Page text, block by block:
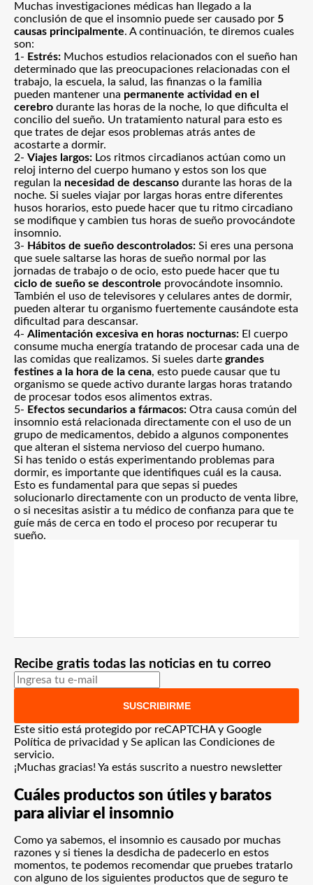
Muchas investigaciones médicas han llegado a la
conclusión de que el insomnio puede ser causado por 5
causas principalmente. A continuación, te diremos cuales
son:
1- Estrés: Muchos estudios relacionados con el sueño han
determinado que las preocupaciones relacionadas con el
trabajo, la escuela, la salud, las finanzas o la familia
pueden mantener una permanente actividad en el
cerebro durante las horas de la noche, lo que dificulta el
concilio del sueño. Un tratamiento natural para esto es
que trates de dejar esos problemas atrás antes de
acostarte a dormir.
2- Viajes largos: Los ritmos circadianos actúan como un
reloj interno del cuerpo humano y estos son los que
regulan la necesidad de descanso durante las horas de la
noche. Si sueles viajar por largas horas entre diferentes
husos horarios, esto puede hacer que tu ritmo circadiano
se modifique y cambien tus horas de sueño provocándote
insomnio.
3- Hábitos de sueño descontrolados: Si eres una persona
que suele saltarse las horas de sueño normal por las
jornadas de trabajo o de ocio, esto puede hacer que tu
ciclo de sueño se descontrole provocándote insomnio.
También el uso de televisores y celulares antes de dormir,
pueden alterar tu organismo fuertemente causándote esta
dificultad para descansar.
4- Alimentación excesiva en horas nocturnas: El cuerpo
consume mucha energía tratando de procesar cada una de
las comidas que realizamos. Si sueles darte grandes
festines a la hora de la cena, esto puede causar que tu
organismo se quede activo durante largas horas tratando
de procesar todos esos alimentos extras.
5- Efectos secundarios a fármacos: Otra causa común del
insomnio está relacionada directamente con el uso de un
grupo de medicamentos, debido a algunos componentes
que alteran el sistema nervioso del cuerpo humano.
Si has tenido o estás experimentando problemas para
dormir, es importante que identifiques cuál es la causa.
Esto es fundamental para que sepas si puedes
solucionarlo directamente con un producto de venta libre,
o si necesitas asistir a tu médico de confianza para que te
guíe más de cerca en todo el proceso por recuperar tu
sueño.
Recibe gratis todas las noticias en tu correo
SUSCRIBIRME
Este sitio está protegido por reCAPTCHA y Google
Política de privacidad y Se aplican las Condiciones de
servicio.
¡Muchas gracias! Ya estás suscrito a nuestro newsletter
Cuáles productos son útiles y baratos
para aliviar el insomnio
Como ya sabemos, el insomnio es causado por muchas
razones y si tienes la desdicha de padecerlo en estos
momentos, te podemos recomendar que pruebes tratarlo
con alguno de los siguientes productos que de seguro te